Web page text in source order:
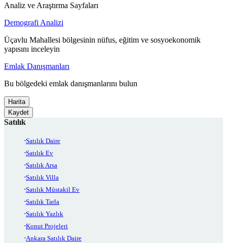
Analiz ve Araştırma Sayfaları
Demografi Analizi
Üçavlu Mahallesi bölgesinin nüfus, eğitim ve sosyoekonomik
yapısını inceleyin
Emlak Danışmanları
Bu bölgedeki emlak danışmanlarını bulun
Harita
Kaydet
Satılık
Satılık Daire
Satılık Ev
Satılık Arsa
Satılık Villa
Satılık Müstakil Ev
Satılık Tarla
Satılık Yazlık
Konut Projeleri
Ankara Satılık Daire